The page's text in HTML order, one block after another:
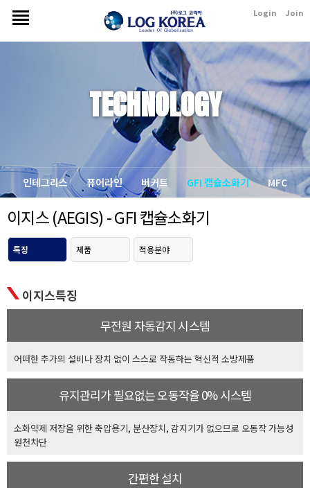
Login Join
TECHNOLOGY
인테그리스 퓨어라인 버커트 GFI 캡슐소화기 MFC
이지스 (AEGIS) - GFI 캡슐소화기
특징 제품 적용분야
이지스특징
무전원 자동감지 시스템
어떠한 추가의 설비나 장치 없이 스스로 작동하는 혁신적 소방제품
유지관리가 필요없는 오동작율 0% 시스템
소화약제 저장을 위한 축압용기, 분산장치, 감지기가 없으므로 오동작 가능성
원천차단
간편한 설치